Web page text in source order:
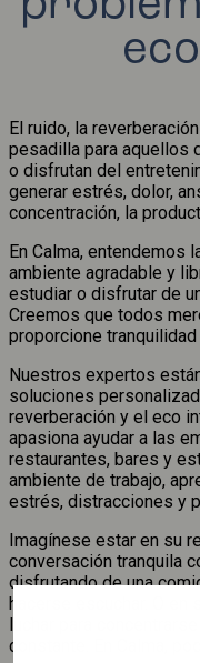
El ruido, la
pesadilla para aquellos
o disfrutan del
generar estrés, dolor,
concentración, la
En Calma, entendemos
ambiente agradable y
estudiar o disfrutar de
Creemos que todos
proporcione
Nuestros expertos
soluciones
reverberación y el eco
apasiona ayudar a las
restaurantes, bares y
ambiente de trabajo,
estrés, distracciones y
Imagínese estar en su
conversación tranquila
disfrutando de una
hacerse escuchar. O en
constante. En Calma,